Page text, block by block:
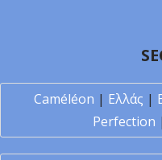
Caméléon | Ελλάς |
Perfection |